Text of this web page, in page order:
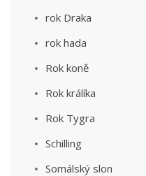
rok Draka
rok hada
Rok koně
Rok králíka
Rok Tygra
Schilling
Somálský slon